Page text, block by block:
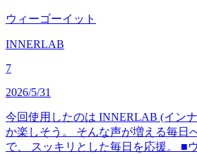
ウィーゴーイット
INNERLAB
7
2026/5/31
今回使用したのは INNERLAB (イン
か楽しそう。 そんな声が増える毎日
で、 スッキリとした毎日を応援。 ■